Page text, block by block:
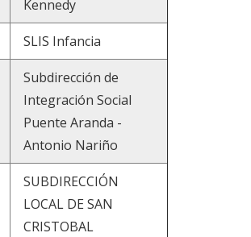
Kennedy
SLIS Infancia
Subdirección de
Integración Social
Puente Aranda -
Antonio Nariño
SUBDIRECCIÓN
LOCAL DE SAN
CRISTOBAL